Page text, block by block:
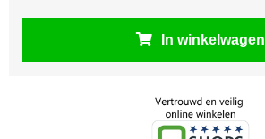
In winkelwagen